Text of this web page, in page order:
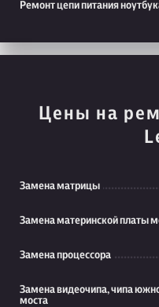
Ремонт цепи питания
Цены на
Замена матрицы
Замена материнской платы
Замена процессора
Замена видеочипа, чипа
моста